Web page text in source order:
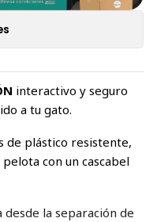
interactivo y seguro
a tu gato.
de plástico resistente,
con un cascabel
la separación de